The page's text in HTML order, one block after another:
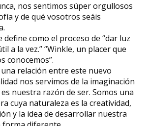
nos sentimos súper orgullosos
y de qué vosotros seáis
define como el proceso de “dar luz
a la vez.” “Winkle, un placer que
conocemos”.
relación entre este nuevo
nos servimos de la imaginación
nuestra razón de ser. Somos una
cuya naturaleza es la creatividad,
y la idea de desarrollar nuestra